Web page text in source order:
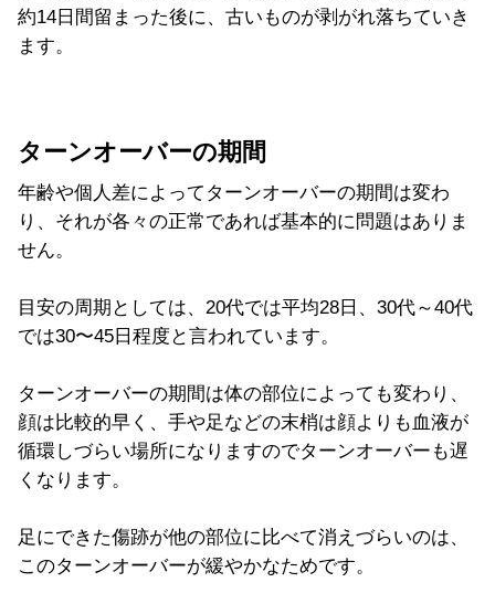
約14日間留まった後に、古いものが剥がれ落ちていき
ます。
ターンオーバーの期間
年齢や個人差によってターンオーバーの期間は変わ
り、それが各々の正常であれば基本的に問題はありま
せん。
目安の周期としては、20代では平均28日、30代～40代
では30〜45日程度と言われています。
ターンオーバーの期間は体の部位によっても変わり、
顔は比較的早く、手や足などの末梢は顔よりも血液が
循環しづらい場所になりますのでターンオーバーも遅
くなります。
足にできた傷跡が他の部位に比べて消えづらいのは、
このターンオーバーが緩やかなためです。